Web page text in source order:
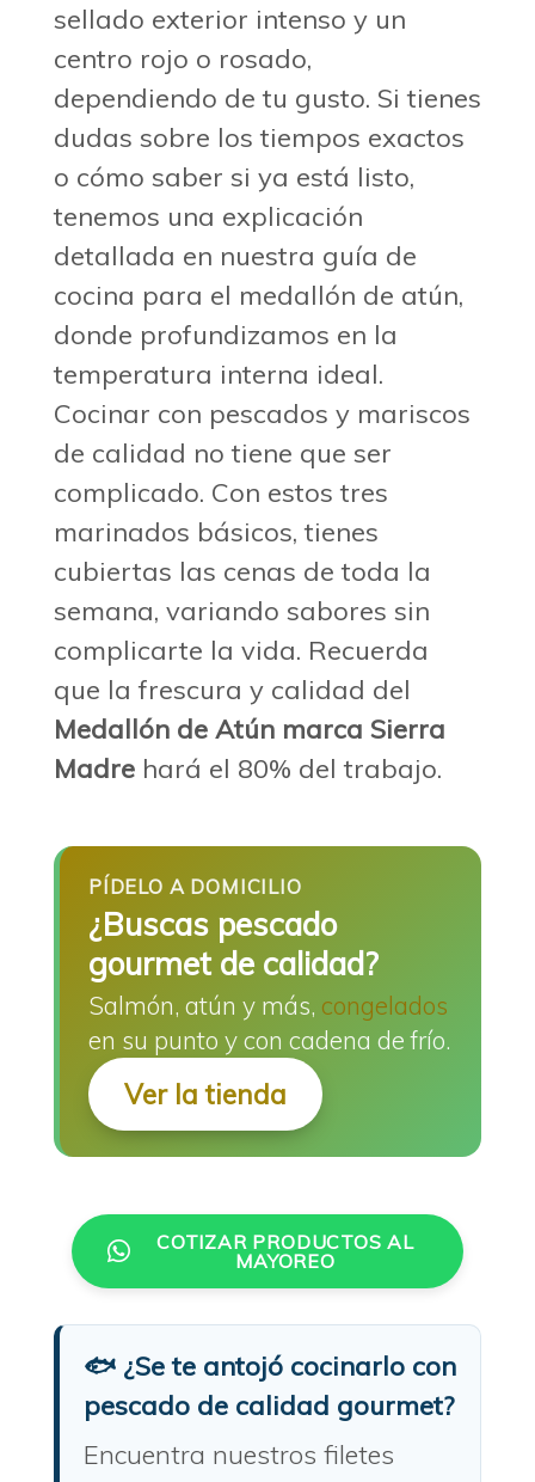
sellado exterior intenso y un
centro rojo o rosado,
dependiendo de tu gusto. Si tienes
dudas sobre los tiempos exactos
o cómo saber si ya está listo,
tenemos una explicación
detallada en nuestra guía de
cocina para el medallón de atún,
donde profundizamos en la
temperatura interna ideal.
Cocinar con pescados y mariscos
de calidad no tiene que ser
complicado. Con estos tres
marinados básicos, tienes
cubiertas las cenas de toda la
semana, variando sabores sin
complicarte la vida. Recuerda
que la frescura y calidad del
Medallón de Atún marca Sierra
Madre hará el 80% del trabajo.
PÍDELO A DOMICILIO
¿Buscas pescado
gourmet de calidad?
Salmón, atún y más, congelados
en su punto y con cadena de frío.
Ver la tienda
COTIZAR PRODUCTOS AL
MAYOREO
🐟 ¿Se te antojó cocinarlo con
pescado de calidad gourmet?
Encuentra nuestros filetes